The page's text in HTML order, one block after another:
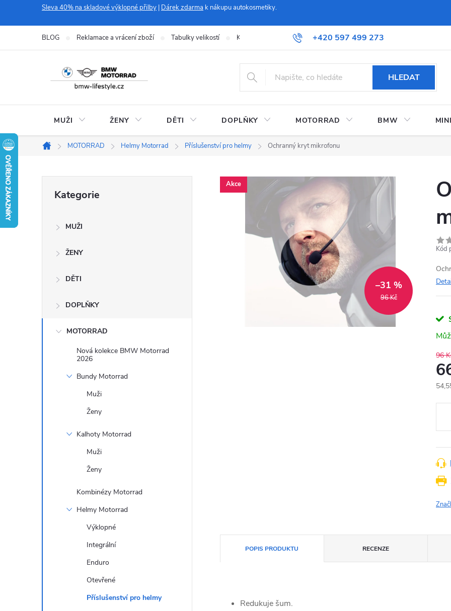
Sleva 40% na skladové výklopné přilby Dárek zdarma k nákupu autokosmetiky.
+420 597 499 273
BLOG Reklamace a vrácení zboží Tabulky velikostí Kontaktujte nás Obchodní podmínky a reklamační řád
HLEDAT
MUŽI ŽENY DĚTI DOPLŇKY MOTORRAD BMW MINI
Domů
MOTORRAD Helmy Motorrad Příslušenství pro helmy Ochranný kryt mikrofonu
a
kategorie
Kategorie
MUŽI
ŽENY
DĚTI
DOPLŇKY
MOTORRAD
Nová kolekce BMW Motorrad
2026
Bundy Motorrad
Muži
Ženy
Kalhoty Motorrad
Muži
Ženy
Kombinézy Motorrad
Helmy Motorrad
Výklopné
Integrální
Enduro
Otevřené
Příslušenství pro helmy
Akce
96 Kč
–31 %
Kód
96
POPIS PRODUKTU RECENZE
Redukuje šum.